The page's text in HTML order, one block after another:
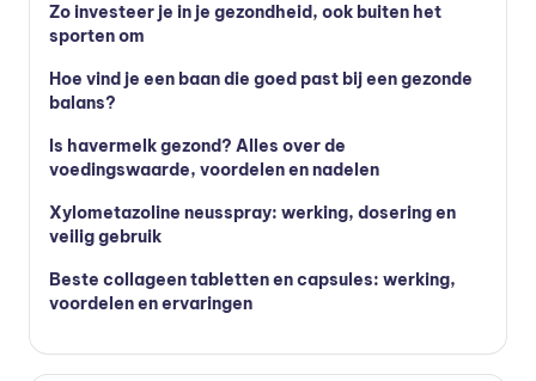
Zo investeer je in je gezondheid, ook buiten het
sporten om
Hoe vind je een baan die goed past bij een gezonde
balans?
Is havermelk gezond? Alles over de
voedingswaarde, voordelen en nadelen
Xylometazoline neusspray: werking, dosering en
veilig gebruik
Beste collageen tabletten en capsules: werking,
voordelen en ervaringen